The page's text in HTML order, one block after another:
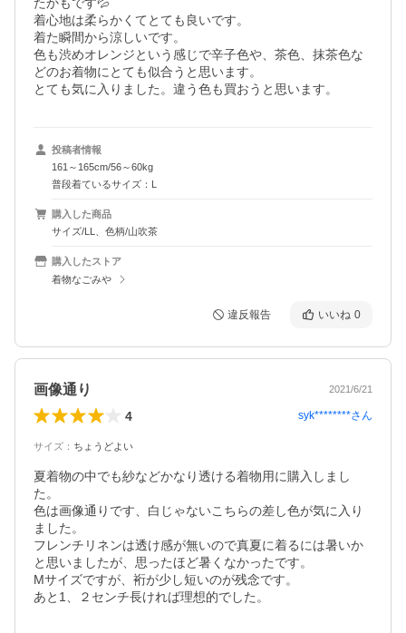
着心地は柔らかくてとても良いです。
着た瞬間から涼しいです。
色も渋めオレンジという感じで辛子色や、茶色、抹茶色な
どのお着物にとても似合うと思います。
投稿者情報
161～165cm/56～60kg
普段着ているサイズ：L
購入した商品
サイズ/LL、色柄/山吹茶
購入したストア
着物なごみや
違反報告 いいね 0
画像通り 2021/6/21
4 syk********さん
サイズ ： ちょうどよい
夏着物の中でも紗などかなり透ける着物用に購入しまし
た。
色は画像通りです、白じゃないこちらの差し色が気に入り
ました。
フレンチリネンは透け感が無いので真夏に着るには暑いか
と思いましたが、思ったほど暑くなかったです。
Mサイズですが、裄が少し短いのが残念です。
あと1、２センチ長ければ理想的でした。